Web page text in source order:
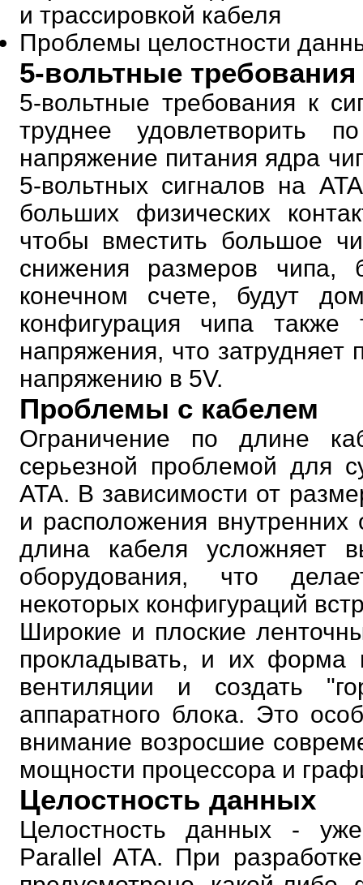
и трассировкой кабеля
Проблемы целостности
5-вольтные требования
5-вольтные требования к
труднее удовлетворить
напряжение питания ядра
5-вольтных сигналов на
больших физических
чтобы вместить большое
снижения размеров чипа,
конечном счете, будут
конфигурация чипа также
напряжения, что затрудняет
напряжению в 5V.
Проблемы с кабелем
Ограничение по длине
серьезной проблемой для
ATA. В зависимости от
и расположения внутренних
длина кабеля усложняет
оборудования, что
некоторых конфигураций
Широкие и плоские
прокладывать, и их форма
вентиляции и создать
аппаратного блока. Это
внимание возросшие
мощности процессора и
Целостность данных
Целостность данных -
Parallel ATA. При